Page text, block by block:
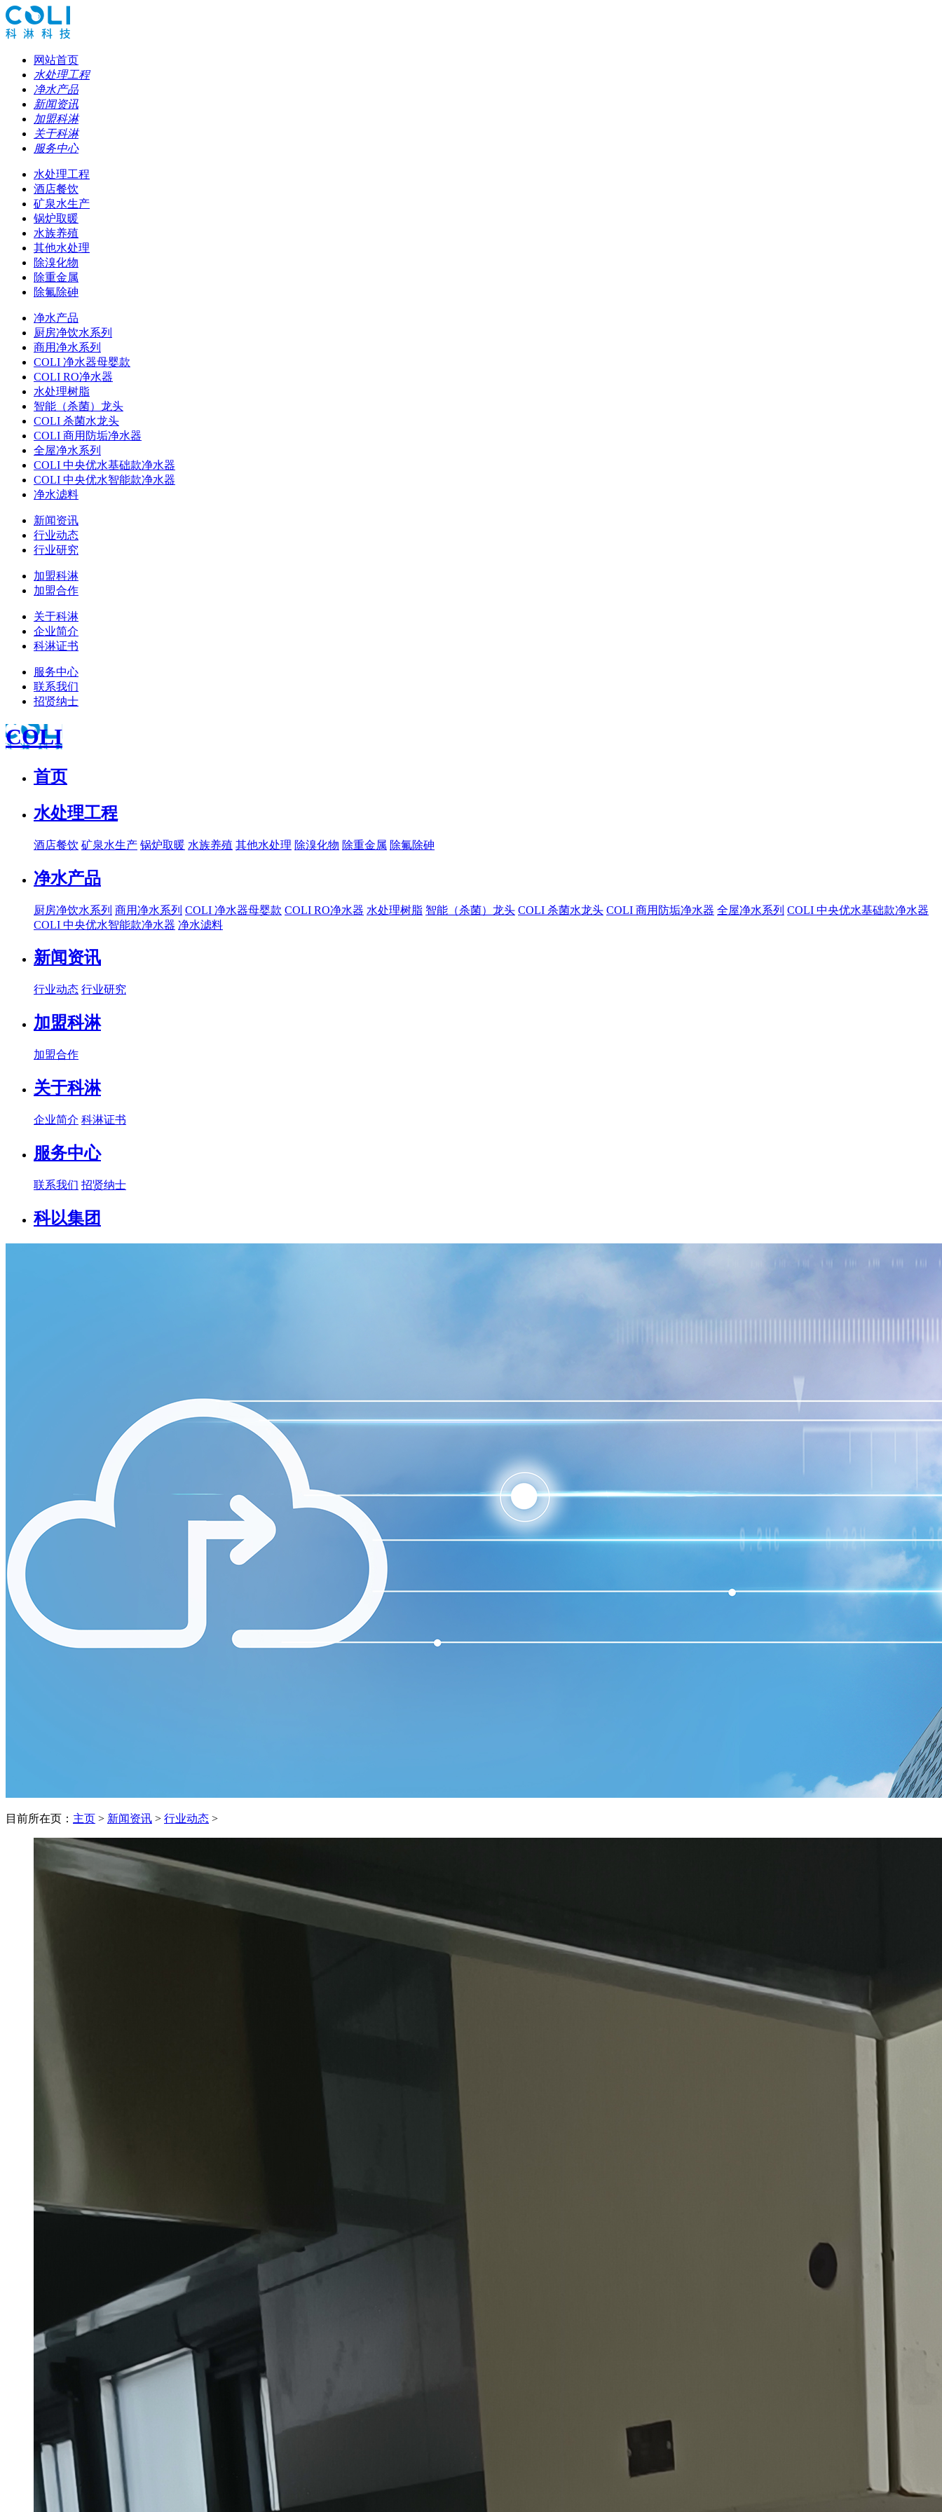
网站首页
水处理工程
净水产品
新闻资讯
加盟科淋
关于科淋
服务中心
水处理工程
酒店餐饮
矿泉水生产
锅炉取暖
水族养殖
其他水处理
除溴化物
除重金属
除氟除砷
净水产品
厨房净饮水系列
商用净水系列
COLI 净水器母婴款
COLI RO净水器
水处理树脂
智能（杀菌）龙头
COLI 杀菌水龙头
COLI 商用防垢净水器
全屋净水系列
COLI 中央优水基础款净水器
COLI 中央优水智能款净水器
净水滤料
新闻资讯
行业动态
行业研究
加盟科淋
加盟合作
关于科淋
企业简介
科淋证书
服务中心
联系我们
招贤纳士
COLI
首页
水处理工程
酒店餐饮 矿泉水生产 锅炉取暖 水族养殖 其他水处理 除溴化物 除重金属 除氟除砷
净水产品
厨房净饮水系列 商用净水系列 COLI 净水器母婴款 COLI RO净水器 水处理树脂 智能（杀菌）龙头 COLI 杀菌水龙头 COLI 商用防垢净水器 全屋净水系列 COLI 中央优水基础款净水器
COLI 中央优水智能款净水器 净水滤料
新闻资讯
行业动态 行业研究
加盟科淋
加盟合作
关于科淋
企业简介 科淋证书
服务中心
联系我们 招贤纳士
科以集团
目前所在页： 主页 > 新闻资讯 > 行业动态 >